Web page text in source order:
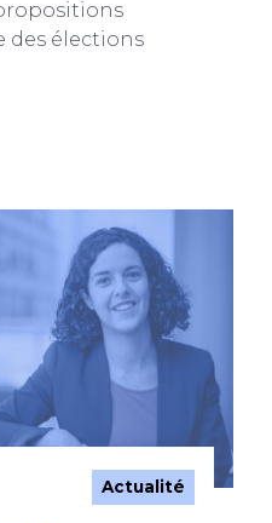
des élections
Actualité